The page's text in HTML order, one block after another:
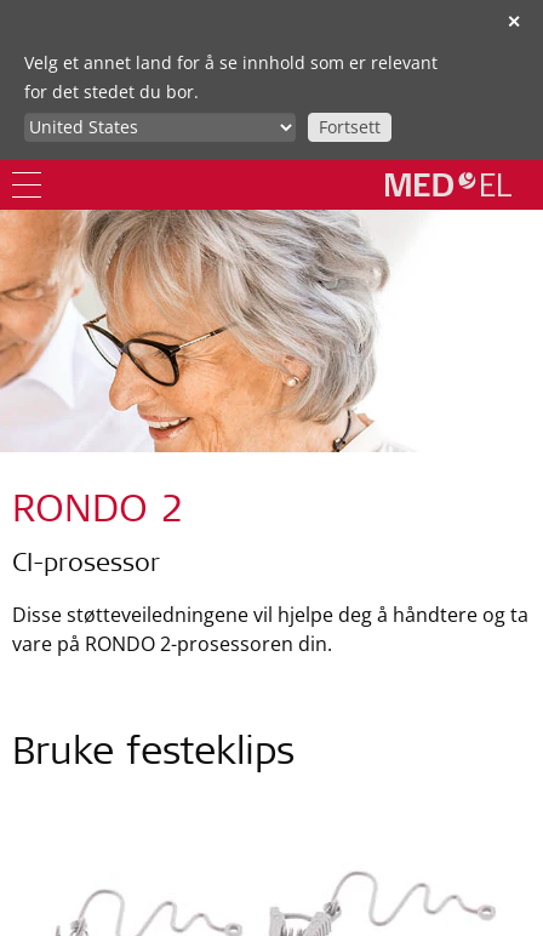
✕
Velg et annet land for å se innhold som er relevant
for det stedet du bor.
Fortsett
RONDO 2
CI-prosessor
Disse støtteveiledningene vil hjelpe deg å håndtere og ta
vare på RONDO 2-prosessoren din.
Bruke festeklips